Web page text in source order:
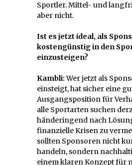
Sportler. Mittel- und
aber nicht.
Ist es jetzt ideal, als
kostengünstig in den
einzusteigen?
Kambli:Wer jetzt als
einsteigt, hat sicher eine
Ausgangsposition für
alle Sportarten suchen
händeringend nach
finanzielle Krisen zu
sollten Sponsoren nicht
handeln, sondern
einem klaren Konzept für